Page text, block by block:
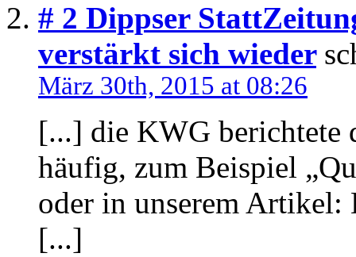
# 2 Dippser
verstärkt sich wieder
März 30th, 2015 at 08:26
[...] die KWG berichtete
häufig, zum Beispiel
oder in unserem
[...]